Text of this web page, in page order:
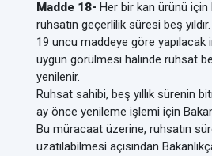
Madde 18- Her bir kan ürünü için
ruhsatın geçerlilik süresi beş
19 uncu maddeye göre
uygun görülmesi halinde ruhsat
yenilenir.
Ruhsat sahibi, beş yıllık sürenin
ay önce yenileme işlemi için
Bu müracaat üzerine, ruhsatın
uzatılabilmesi açısından